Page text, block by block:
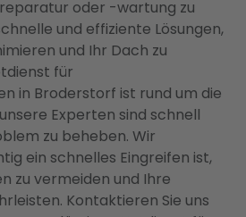
oder -wartung zu
und effiziente Lösungen,
und Ihr Dach zu
für
in Broderstorf ist rund um die
Experten sind schnell
zu beheben. Wir
ein schnelles Eingreifen ist,
zu vermeiden und Ihre
Kontaktieren Sie uns